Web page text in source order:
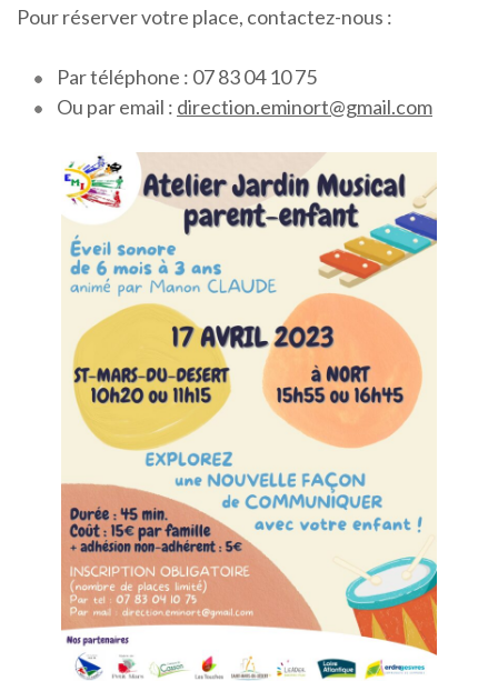
Pour réserver votre place, contactez-nous :
Par téléphone : 07 83 04 10 75
Ou par email : direction.eminort@gmail.com